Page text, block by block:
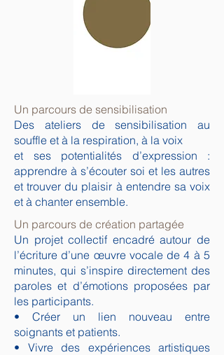
Un parcours de sensibilisation
Des ateliers de sensibilisation au
souffle et à la respiration, à la voix
et ses potentialités d’expression :
apprendre à s’écouter soi et les autres
et trouver du plaisir à entendre sa voix
et à chanter ensemble.
Un parcours de création partagée
Un projet collectif encadré autour de
l’écriture d’une œuvre vocale de 4 à 5
minutes, qui s’inspire directement des
paroles et d’émotions proposées par
les participants.
• Créer un lien nouveau entre
soignants et patients.
• Vivre des expériences artistiques